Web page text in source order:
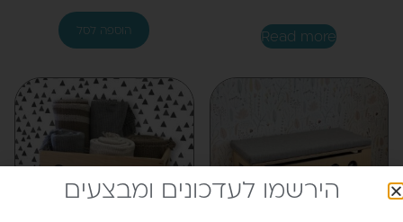
Read more
הירשמו לעדכונים ומבצעים